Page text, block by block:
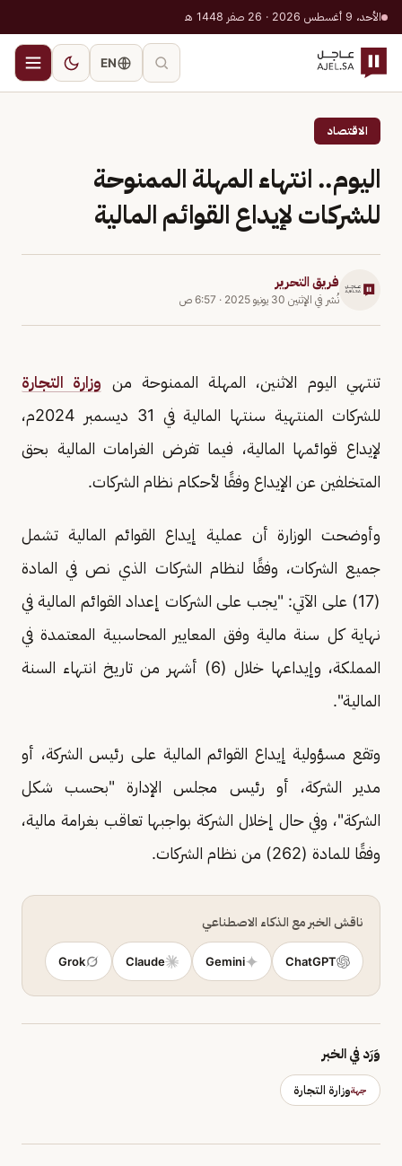
الأحد، 9 أغسطس 2026 · 26 صفر 1448 هـ
EN
الاقتصاد
اليوم.. انتهاء المهلة الممنوحة
للشركات لإيداع القوائم المالية
فريق التحرير
نُشر في الإثنين 30 يونيو 2025 · 6:57 ص
تنتهي اليوم الاثنين، المهلة الممنوحة من وزارة التجارة
للشركات المنتهية سنتها المالية في 31 ديسمبر 2024م،
لإيداع قوائمها المالية، فيما تفرض الغرامات المالية بحق
المتخلفين عن الإيداع وفقًا لأحكام نظام الشركات.
وأوضحت الوزارة أن عملية إيداع القوائم المالية تشمل
جميع الشركات، وفقًا لنظام الشركات الذي نص في المادة
(17) على الآتي: "يجب على الشركات إعداد القوائم المالية في
نهاية كل سنة مالية وفق المعايير المحاسبية المعتمدة في
المملكة، وإيداعها خلال (6) أشهر من تاريخ انتهاء السنة
المالية".
وتقع مسؤولية إيداع القوائم المالية على رئيس الشركة، أو
مدير الشركة، أو رئيس مجلس الإدارة "بحسب شكل
الشركة"، وفي حال إخلال الشركة بواجبها تعاقب بغرامة مالية،
وفقًا للمادة (262) من نظام الشركات.
ناقش الخبر مع الذكاء الاصطناعي
ChatGPT
Gemini
Claude
Grok
وَرَد في الخبر
جهةوزارة التجارة